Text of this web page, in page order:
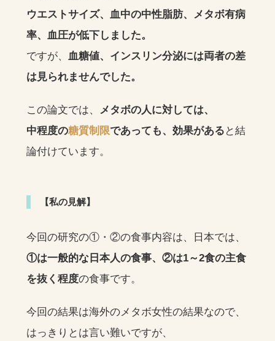
ウエストサイズ、血中の中性脂肪、メタボ有病
率、血圧が低下しました。
ですが、 血糖値、インスリン分泌には両者の差
は見られませんでした。
この論文では、 メタボの人に対しては、
中程度の糖質制限であっても、効果がある と結
論付けています。
【私の見解】
今回の研究の①・②の食事内容は、日本では、
①は一般的な日本人の食事、②は1～2食の主食
を抜く程度の食事です。
今回の結果は海外のメタボ女性の結果なので、
はっきりとは言い難いですが、